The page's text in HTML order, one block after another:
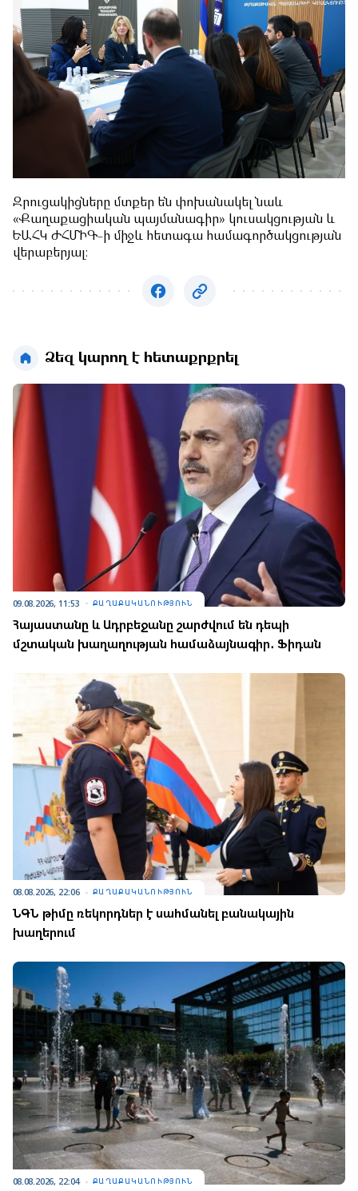
Զրուցակիցները մտքեր են փոխանակել նաև
«Քաղաքացիական պայմանագիր» կուսակցության և
ԵԱՀԿ ԺՀՄԻԳ-ի միջև հետագա համագործակցության
վերաբերյալ։
Ձեզ կարող է հետաքրքրել
09.08.2026, 11:53 ՔԱՂԱՔԱԿԱՆՈՒԹՅՈՒՆ
Հայաստանը և Ադրբեջանը շարժվում են դեպի
մշտական խաղաղության համաձայնագիր․ Ֆիդան
08.08.2026, 22:06 ՔԱՂԱՔԱԿԱՆՈՒԹՅՈՒՆ
ՆԳՆ թիմը ռեկորդներ է սահմանել բանակային
խաղերում
08.08.2026, 22:04 ՔԱՂԱՔԱԿԱՆՈՒԹՅՈՒՆ